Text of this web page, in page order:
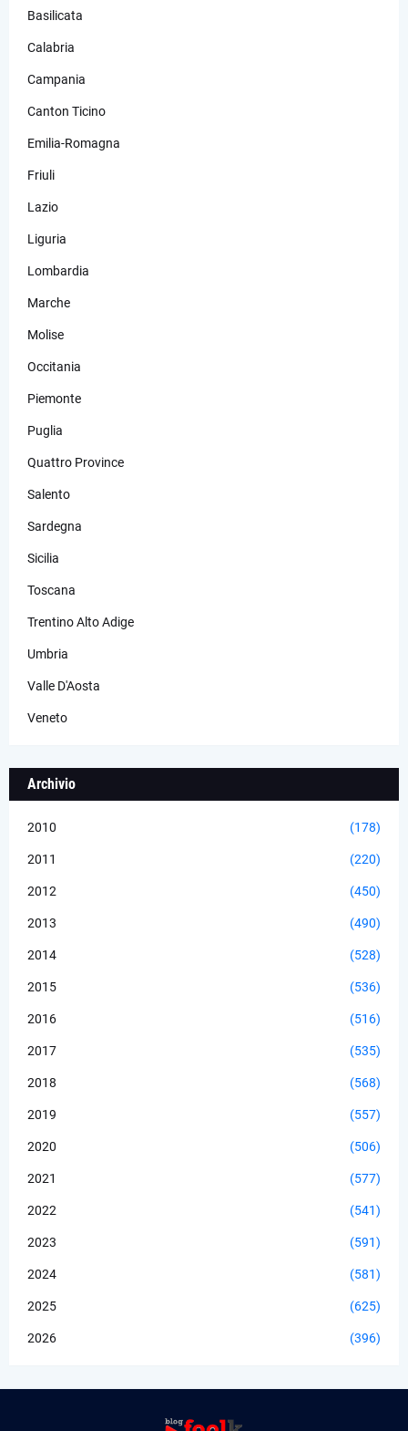
Basilicata
Calabria
Campania
Canton Ticino
Emilia-Romagna
Friuli
Lazio
Liguria
Lombardia
Marche
Molise
Occitania
Piemonte
Puglia
Quattro Province
Salento
Sardegna
Sicilia
Toscana
Trentino Alto Adige
Umbria
Valle D'Aosta
Veneto
Archivio
2010 (178)
2011 (220)
2012 (450)
2013 (490)
2014 (528)
2015 (536)
2016 (516)
2017 (535)
2018 (568)
2019 (557)
2020 (506)
2021 (577)
2022 (541)
2023 (591)
2024 (581)
2025 (625)
2026 (396)